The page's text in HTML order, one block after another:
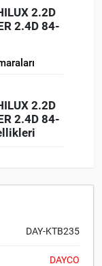
2.2D
2.4D 84-
2.2D
2.4D 84-
DAY-KTB235
DAYCO